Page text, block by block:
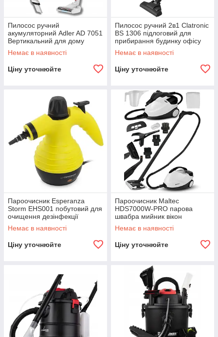
Пилосос ручний
акумуляторний Adler AD 7051
Вертикальний для дому
автомобіля R_2376
Немає в наявності
Ціну уточнюйте
Пилосос ручний 2в1 Clatronic
BS 1306 підлоговий для
прибирання будинку офісу
R_2352
Немає в наявності
Ціну уточнюйте
Пароочисник Esperanza
Storm EHS001 побутовий для
очищення дезінфекції
пропарювання R_2433
Немає в наявності
Ціну уточнюйте
Пароочисник Maltec
HDS7000W-PRO парова
швабра мийник вікон
освіжувач тканини R_2460
Немає в наявності
Ціну уточнюйте